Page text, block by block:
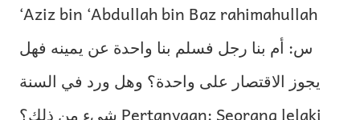
‘Aziz bin ‘Abdullah bin Baz rahimahullah
س: أم بنا رجل فسلم بنا واحدة عن يمينه فهل
يجوز الاقتصار على واحدة؟ وهل ورد في السنة
شيء من ذلك؟ Pertanyaan: Seorang lelaki